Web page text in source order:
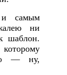
самым
ни
шаблон.
— ну,